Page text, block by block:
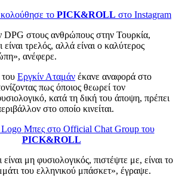
το PICK&ROLL στο Instagram
DPG στους ανθρώπους στην Τουρκία,
είναι τρελός, αλλά είναι ο καλύτερος
ανέφερε.
του Εργκίν Αταμάν έκανε αναφορά στο
πως όποιος θεωρεί τον
κατά τη δική του άποψη, πρέπει
στο οποίο κινείται.
Μπες στο Official Chat Group του
PICK&ROLL
είναι μη φυσιολογικός, πιστέψτε με, είναι το
του ελληνικού μπάσκετ», έγραψε.